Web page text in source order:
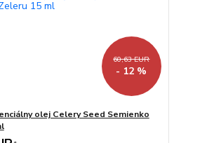
60,63 EUR
- 12 %
olej Celery Seed Semienko